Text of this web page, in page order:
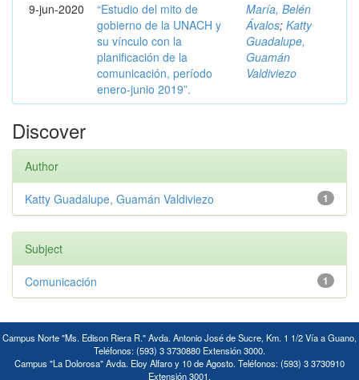
9-jun-2020
“Estudio del mito de
gobierno de la UNACH y
su vínculo con la
planificación de la
comunicación, período
enero-junio 2019”.
María, Belén
Ávalos; Katty
Guadalupe,
Guamán
Valdiviezo
Discover
Author
1
Katty Guadalupe, Guamán Valdiviezo
Subject
1
Comunicación
Campus Norte "Ms. Edison Riera R." Avda. Antonio José de Sucre, Km. 1 1/2 Vía a Guano,
Teléfonos: (593) 3 3730880 Extensión 3000.
Campus "La Dolorosa" Avda. Eloy Alfaro y 10 de Agosto. Teléfonos: (593) 3 3730910
Extensión 3001.